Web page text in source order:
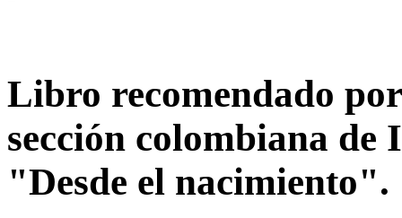
Libro recomendado
sección colombiana de
"Desde el nacimiento".